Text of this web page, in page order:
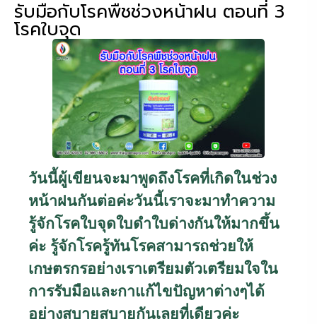
รับมือกับโรคพืชช่วงหน้าฝน ตอนที่ 3
โรคใบจุด
วันนี้ผู้เขียนจะมาพูดถึงโรคที่เกิดในช่วง
หน้าฝนกันต่อค่ะวันนี้เราจะมาทำความ
รู้จักโรคใบจุดใบดำใบด่างกันให้มากขึ้น
ค่ะ รู้จักโรครู้ทันโรคสามารถช่วยให้
เกษตรกรอย่างเราเตรียมตัวเตรียมใจใน
การรับมือและกาแก้ไขปัญหาต่างๆได้
อย่างสบายสบายกันเลยที่เดียวค่ะ